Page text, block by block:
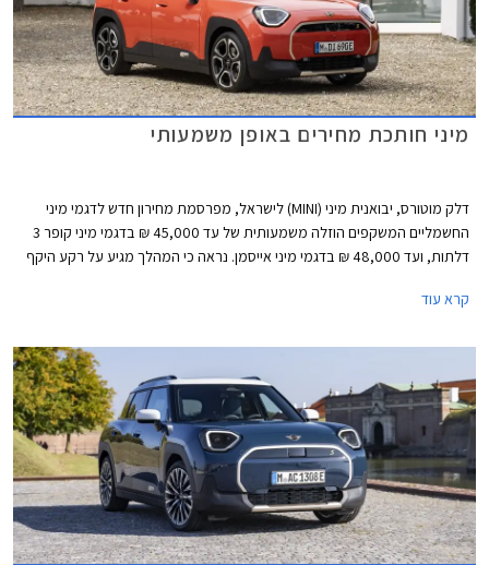
מיני חותכת מחירים באופן משמעותי
דלק מוטורס, יבואנית מיני (MINI) לישראל, מפרסמת מחירון חדש לדגמי מיני
החשמליים המשקפים הוזלה משמעותית של עד 45,000 ₪ בדגמי מיני קופר 3
דלתות, ועד 48,000 ₪ בדגמי מיני אייסמן. נראה כי המהלך מגיע על רקע היקף
יותר.
קרא עוד